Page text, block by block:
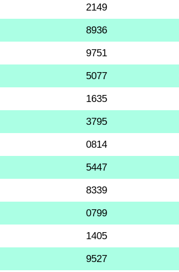
2149
8936
9751
5077
1635
3795
0814
5447
8339
0799
1405
9527